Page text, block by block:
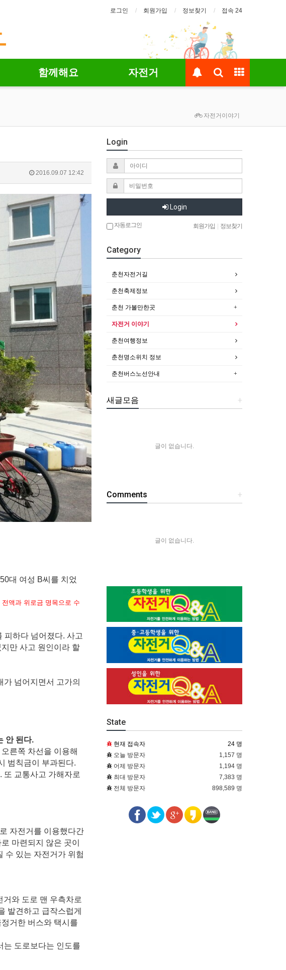
로그인 회원가입 정보찾기 접속 24
함께해요 자전거
자전거이야기
2016.09.07 12:42
대 여성 B씨를 치었
액과 위로금 명목으로 수
피하다 넘어졌다. 사고
만 사고 원인이라 할
넘어지면서 고가의
안 된다.
른쪽 차선을 이용해
범칙금이 부과된다.
또 교통사고 가해자로
자전거를 이용했다간
마련되지 않은 곳이
수 있는 자전거가 위험
와 도로 맨 우측차로
발견하고 급작스럽게
거한 버스와 택시를
는 도로보다는 인도를
Login
Login
자동로그인 회원가입 정보찾기
Category
춘천자전거길
춘천축제정보
춘천 가볼만한곳
자전거 이야기
춘천여행정보
춘천명소위치 정보
춘천버스노선안내
+
새글모음
글이 없습니다.
+
Comments
글이 없습니다.
State
현재 접속자
24 명
오늘 방문자
1,157 명
어제 방문자
1,194 명
최대 방문자
7,383 명
전체 방문자
898,589 명